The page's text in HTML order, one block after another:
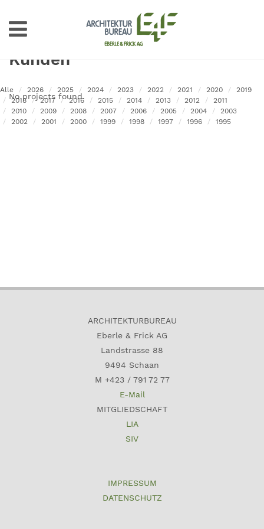
Kunden
Alle 2026 2025 2024 2023 2022 2021 2020
2019
2018
2017 2016 2015 2014 2013 2012
2011
2010
2009 2008 2007 2006 2005 2004
2003
2002
2001 2000 1999 1998 1997 1996 1995
No projects found.
ARCHITEKTURBUREAU
Eberle & Frick AG
Landstrasse 88
9494 Schaan
M +423 / 791 72 77
E-Mail
MITGLIEDSCHAFT
LIA
SIV
IMPRESSUM
DATENSCHUTZ